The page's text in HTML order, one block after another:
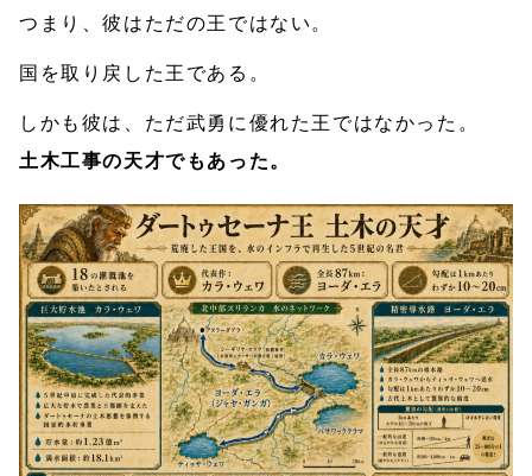
つまり、彼はただの王ではない。
国を取り戻した王である。
しかも彼は、ただ武勇に優れた王ではなかった。
土木工事の天才でもあった。